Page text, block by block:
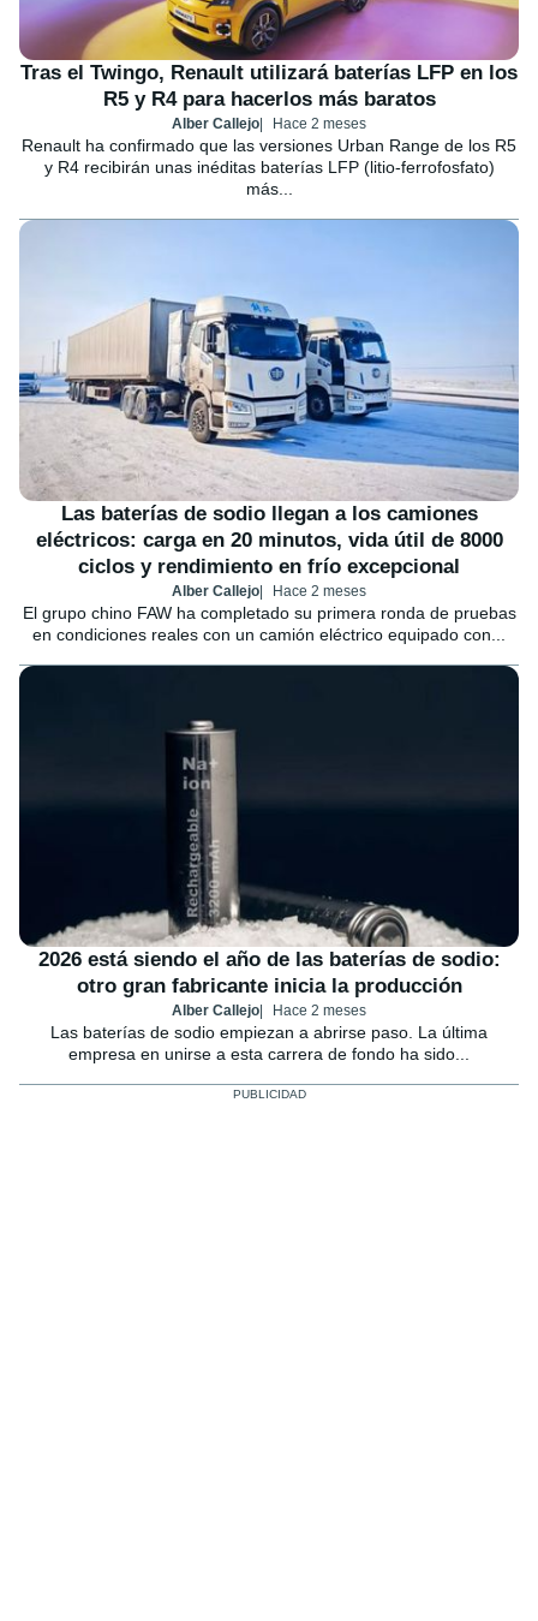
Tras el Twingo, Renault utilizará baterías LFP en los
R5 y R4 para hacerlos más baratos
Alber Callejo Hace 2 meses
Renault ha confirmado que las versiones Urban Range de los R5
y R4 recibirán unas inéditas baterías LFP (litio-ferrofosfato)
más...
Las baterías de sodio llegan a los camiones
eléctricos: carga en 20 minutos, vida útil de 8000
ciclos y rendimiento en frío excepcional
Alber Callejo Hace 2 meses
El grupo chino FAW ha completado su primera ronda de pruebas
en condiciones reales con un camión eléctrico equipado con...
2026 está siendo el año de las baterías de sodio:
otro gran fabricante inicia la producción
Alber Callejo Hace 2 meses
Las baterías de sodio empiezan a abrirse paso. La última
empresa en unirse a esta carrera de fondo ha sido...